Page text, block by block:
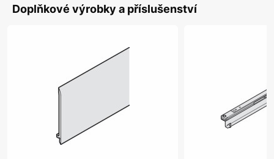
Doplňkové výrobky a příslušenství